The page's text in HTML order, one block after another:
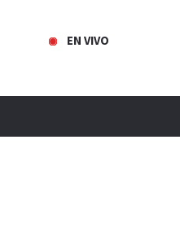
EN VIVO